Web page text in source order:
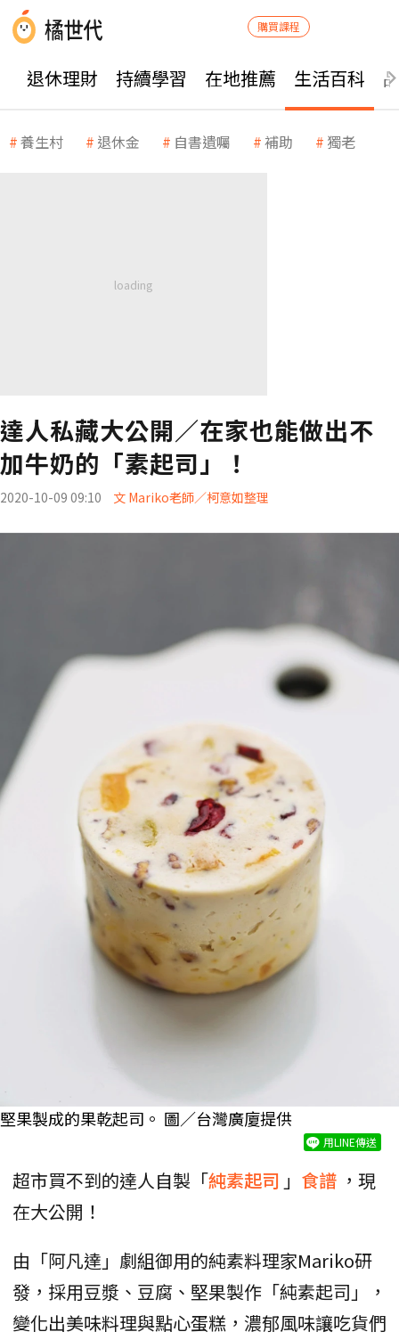
購買課程
退休理財 持續學習 在地推薦 生活百科
養生村 退休金 自書遺囑 補助 獨老
達人私藏大公開／在家也能做出不
加牛奶的「素起司」！
2020-10-09 09:10 文 Mariko老師／柯意如整理
堅果製成的果乾起司。 圖／台灣廣廈提供
用LINE傳送
超市買不到的達人自製「純素起司 」 食譜 ，現
在大公開！
由「阿凡達」劇組御用的純素料理家Mariko研
發，採用豆漿、豆腐、堅果製作「純素起司」，
變化出美味料理與點心蛋糕，濃郁風味讓吃貨們